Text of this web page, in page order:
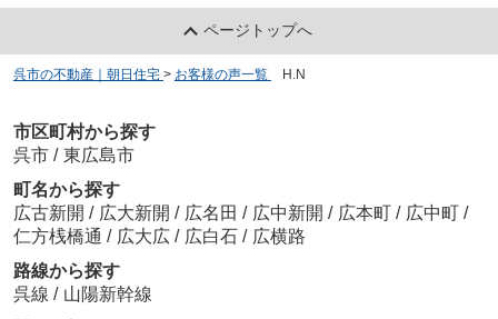
ページトップへ
呉市の不動産｜朝日住宅 > お客様の声一覧 H.N
市区町村から探す
呉市 / 東広島市
町名から探す
広古新開 / 広大新開 / 広名田 / 広中新開 / 広本町 / 広中町 /
仁方桟橋通 / 広大広 / 広白石 / 広横路
路線から探す
呉線 / 山陽新幹線